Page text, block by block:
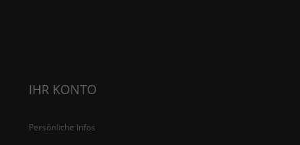
IHR KONTO
Persönliche Infos